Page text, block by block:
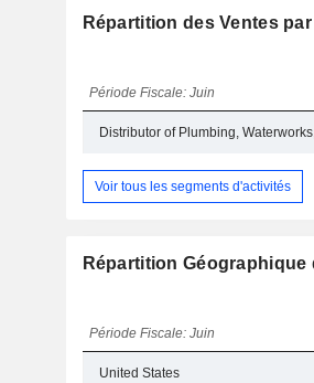
Répartition des Ventes
Période Fiscale: Juin
Voir tous les segments d'activités
Répartition Géographique
Période Fiscale: Juin
United States